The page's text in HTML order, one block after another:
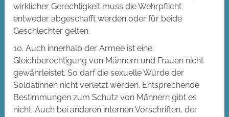
wirklicher Gerechtigkeit muss die Wehrpflicht
entweder abgeschafft werden oder für beide
Geschlechter gelten.
10. Auch innerhalb der Armee ist eine
Gleichberechtigung von Männern und Frauen nicht
gewährleistet. So darf die sexuelle Würde der
Soldatinnen nicht verletzt werden. Entsprechende
Bestimmungen zum Schutz von Männern gibt es
nicht. Auch bei anderen internen Vorschriften, der